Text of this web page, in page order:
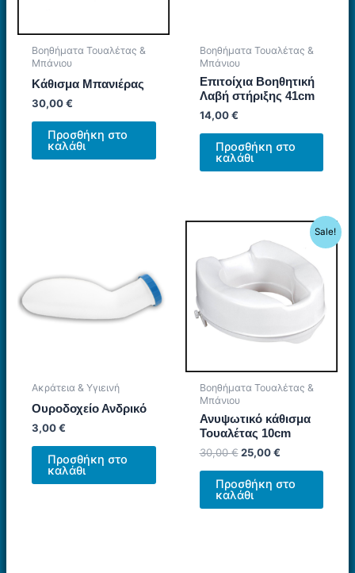
Βοηθήματα Τουαλέτας &
Μπάνιου
Κάθισμα Μπανιέρας
30,00€
Προσθήκη στο
καλάθι
Βοηθήματα Τουαλέτας &
Μπάνιου
Επιτοίχια Βοηθητική
Λαβή στήριξης 41cm
14,00€
Προσθήκη στο
καλάθι
Ακράτεια & Υγιεινή
Ουροδοχείο Ανδρικό
3,00€
Προσθήκη στο
καλάθι
Sale!
Βοηθήματα Τουαλέτας &
Μπάνιου
Ανυψωτικό κάθισμα
Τουαλέτας 10cm
30,00€ Original
was:
30,00 €.
25,00€Η
τιμή
είναι:
25,00 €.
Προσθήκη στο
καλάθι